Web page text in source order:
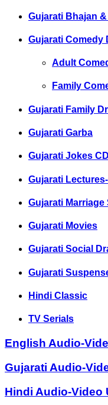
Gujarati Bhajan
Gujarati Comedy
Adult
Family
Gujarati Family
Gujarati Garba
Gujarati Jokes
Gujarati
Gujarati Marriage
Gujarati Movies
Gujarati Social
Gujarati
Hindi Classic
TV Serials
English Audio-
Gujarati Audio-
Hindi Audio-Video